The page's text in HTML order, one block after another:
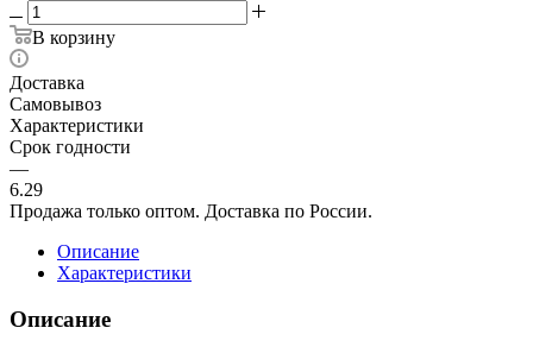
В корзину
Доставка
Самовывоз
Характеристики
Срок годности
—
6.29
Продажа только оптом. Доставка по России.
Описание
Характеристики
Описание